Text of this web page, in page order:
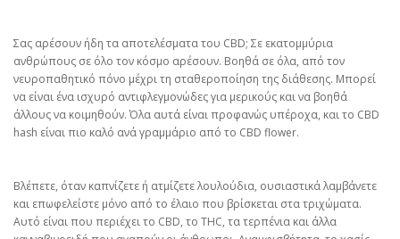
Σας αρέσουν ήδη τα αποτελέσματα του CBD; Σε εκατομμύρια
ανθρώπους σε όλο τον κόσμο αρέσουν. Βοηθά σε όλα, από τον
νευροπαθητικό πόνο μέχρι τη σταθεροποίηση της διάθεσης. Μπορεί
να είναι ένα ισχυρό αντιφλεγμονώδες για μερικούς και να βοηθά
άλλους να κοιμηθούν. Όλα αυτά είναι προφανώς υπέροχα, και το CBD
hash είναι πιο καλό ανά γραμμάριο από το CBD flower.
Βλέπετε, όταν καπνίζετε ή ατμίζετε λουλούδια, ουσιαστικά λαμβάνετε
και επωφελείστε μόνο από το έλαιο που βρίσκεται στα τριχώματα.
Αυτό είναι που περιέχει το CBD, το THC, τα τερπένια και άλλα